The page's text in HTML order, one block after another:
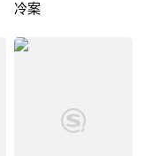
冷案